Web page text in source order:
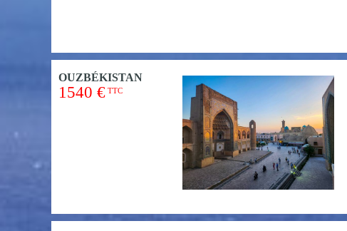
OUZBÉKISTAN
1540 € TTC